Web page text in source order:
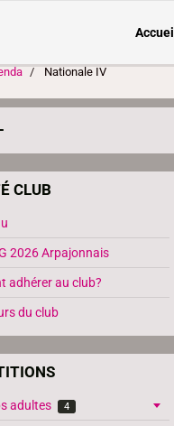
Accueil
Nationale IV
CLUB
2026 Arpajonnais
adhérer au club?
du club
adultes 4